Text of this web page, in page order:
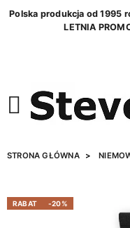
Polska produkcja od 1995
LETNIA
STRONA GŁÓWNA
RABAT -20%